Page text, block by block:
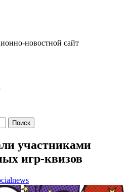
новостной сайт
участниками
игр-квизов